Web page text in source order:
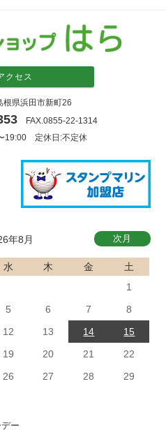
年8月 次月
水 木 金
土
1
5 6 7
8
12 13 14
15
19 20 21
22
26 27 28
29
ー
クセス
県浜田市新町26
FAX.0855-22-1314
19:00 定休日:不定休